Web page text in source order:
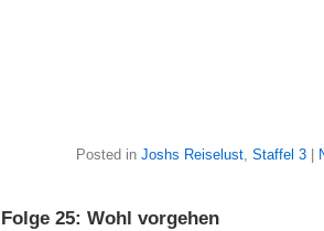
Posted in Joshs Reiselust, Staffel 3
Folge 25: Wohl vorgehen